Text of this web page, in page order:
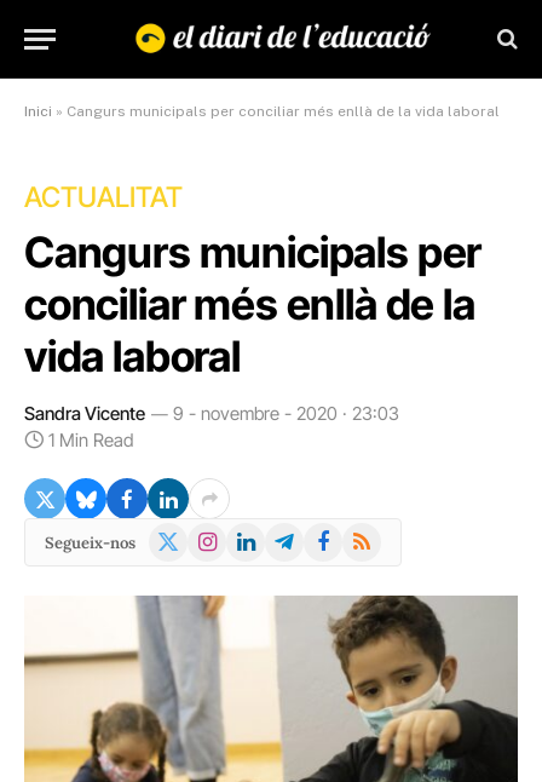
Inici » Cangurs municipals per conciliar més enllà de la vida laboral
ACTUALITAT
Cangurs municipals per
conciliar més enllà de la
vida laboral
Sandra Vicente
9 - novembre - 2020 · 23:03
1 Min Read
Segueix-nos
X
Instagram
LinkedInTelegramFacebook
RSS